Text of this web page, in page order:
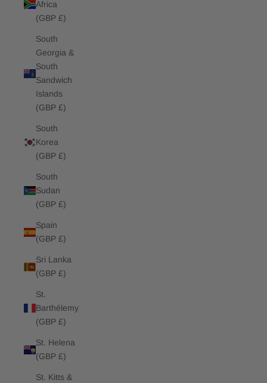
Africa
(GBP £)
South
Georgia &
South
Sandwich
Islands
(GBP £)
South
Korea
(GBP £)
South
Sudan
(GBP £)
Spain
(GBP £)
Sri Lanka
(GBP £)
St.
Barthélemy
(GBP £)
St. Helena
(GBP £)
St. Kitts &